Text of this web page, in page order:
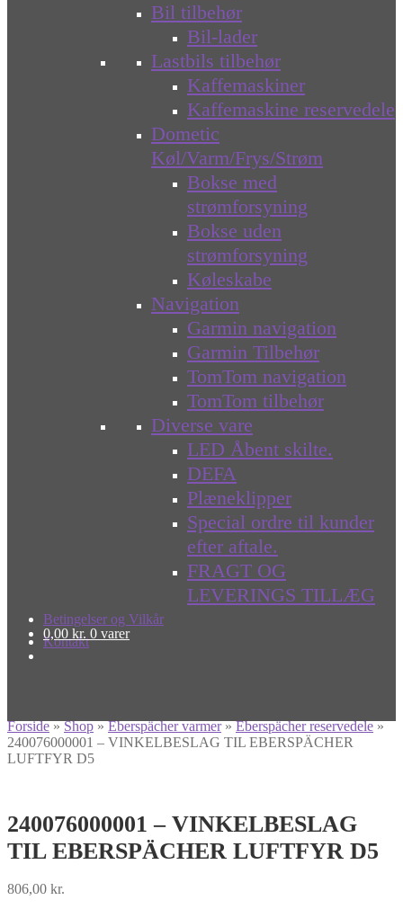
Bil tilbehør
Bil-lader
Lastbils tilbehør
Kaffemaskiner
Kaffemaskine reservedele
Dometic
Køl/Varm/Frys/Strøm
Bokse med
strømforsyning
Bokse uden
strømforsyning
Køleskabe
Navigation
Garmin navigation
Garmin Tilbehør
TomTom navigation
TomTom tilbehør
Diverse vare
LED Åbent skilte.
DEFA
Plæneklipper
Special ordre til kunder
efter aftale.
FRAGT OG
LEVERINGS TILLÆG
Betingelser og Vilkår
Kontakt
0,00 kr. 0 varer
Forside»Shop»Eberspächer varmer»Eberspächer reservedele»
240076000001 – VINKELBESLAG TIL EBERSPÄCHER
LUFTFYR D5
240076000001 – VINKELBESLAG
TIL EBERSPÄCHER LUFTFYR D5
806,00 kr.